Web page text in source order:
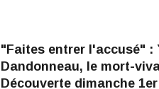
"Faites entrer l'accusé" :
Dandonneau, le mort-
Découverte dimanche